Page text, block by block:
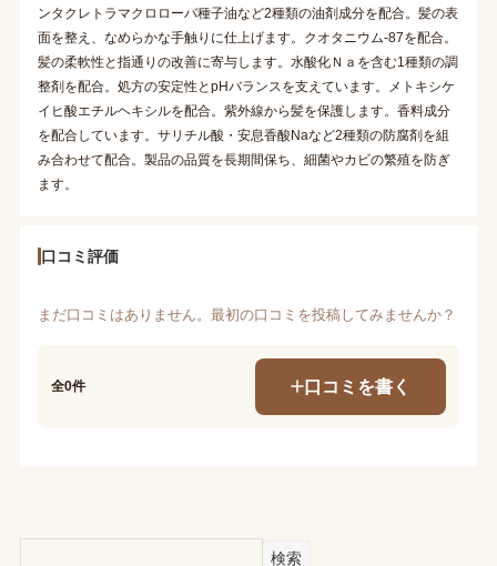
ンタクレトラマクロローバ種子油など2種類の油剤成分を配合。髪の表
面を整え、なめらかな手触りに仕上げます。クオタニウム-87を配合。
髪の柔軟性と指通りの改善に寄与します。水酸化Ｎａを含む1種類の調
整剤を配合。処方の安定性とpHバランスを支えています。メトキシケ
イヒ酸エチルヘキシルを配合。紫外線から髪を保護します。香料成分
を配合しています。サリチル酸・安息香酸Naなど2種類の防腐剤を組
み合わせて配合。製品の品質を長期間保ち、細菌やカビの繁殖を防ぎ
ます。
口コミ評価
まだ口コミはありません。最初の口コミを投稿してみませんか？
全0件 口コミを書く
検索